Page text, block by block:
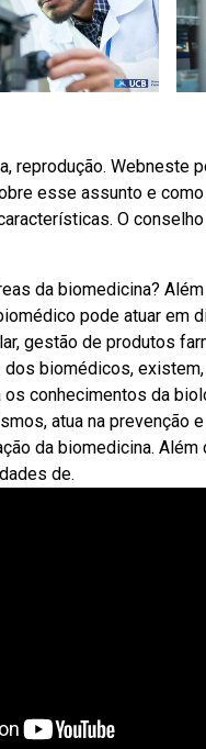
reprodução. Webneste
esse assunto e
O
da biomedicina?
pode atuar em
gestão de produtos
biomédicos,
conhecimentos da
atua na prevenção
da biomedicina.
de.